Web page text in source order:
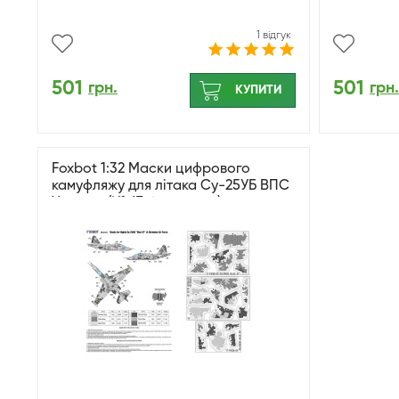
1 відгук
501 грн. КУПИТИ 501 грн.
Foxbot 1:32 Маски цифрового
камуфляжу для літака Су-25УБ ВПС